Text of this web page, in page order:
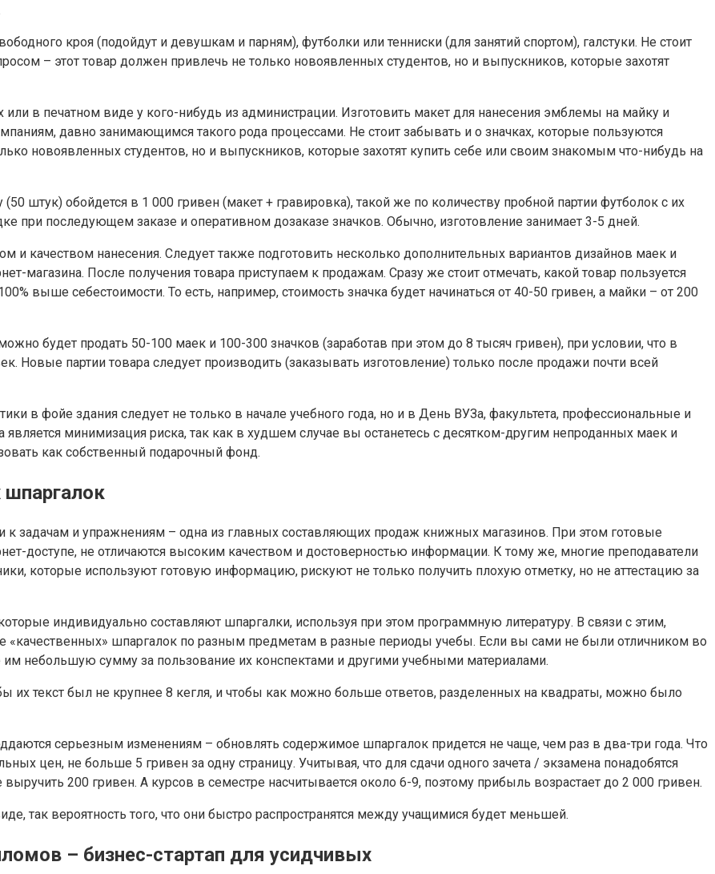
кроя (подойдут и девушкам и парням), футболки или тенниски (для занятий спортом), галстуки. Не стоит
– этот товар должен привлечь не только новоявленных студентов, но и выпускников, которые захотят
в печатном виде у кого-нибудь из администрации. Изготовить макет для нанесения эмблемы на майку и
давно занимающимся такого рода процессами. Не стоит забывать и о значках, которые пользуются
новоявленных студентов, но и выпускников, которые захотят купить себе или своим знакомым что-нибудь на
штук) обойдется в 1 000 гривен (макет + гравировка), такой же по количеству пробной партии футболок c их
при последующем заказе и оперативном дозаказе значков. Обычно, изготовление занимает 3-5 дней.
и качеством нанесения. Следует также подготовить несколько дополнительных вариантов дизайнов маек и
магазина. После получения товара приступаем к продажам. Сразу же стоит отмечать, какой товар пользуется
выше себестоимости. То есть, например, стоимость значка будет начинаться от 40-50 гривен, а майки – от 200
будет продать 50-100 маек и 100-300 значков (заработав при этом до 8 тысяч гривен), при условии, что в
Новые партии товара следует производить (заказывать изготовление) только после продажи почти всей
в фойе здания следует не только в начале учебного года, но и в День ВУЗа, факультета, профессиональные и
минимизация риска, так как в худшем случае вы останетесь с десятком-другим непроданных маек и
как собственный подарочный фонд.
шпаргалок
задачам и упражнениям – одна из главных составляющих продаж книжных магазинов. При этом готовые
доступе, не отличаются высоким качеством и достоверностью информации. К тому же, многие преподаватели
которые используют готовую информацию, рискуют не только получить плохую отметку, но не аттестацию за
индивидуально составляют шпаргалки, используя при этом программную литературу. В связи с этим,
«качественных» шпаргалок по разным предметам в разные периоды учебы. Если вы сами не были отличником во
им небольшую сумму за пользование их конспектами и другими учебными материалами.
их текст был не крупнее 8 кегля, и чтобы как можно больше ответов, разделенных на квадраты, можно было
серьезным изменениям – обновлять содержимое шпаргалок придется не чаще, чем раз в два-три года. Что
цен, не больше 5 гривен за одну страницу. Учитывая, что для сдачи одного зачета / экзамена понадобятся
200 гривен. А курсов в семестре насчитывается около 6-9, поэтому прибыль возрастает до 2 000 гривен.
так вероятность того, что они быстро распространятся между учащимися будет меньшей.
– бизнес-стартап для усидчивых